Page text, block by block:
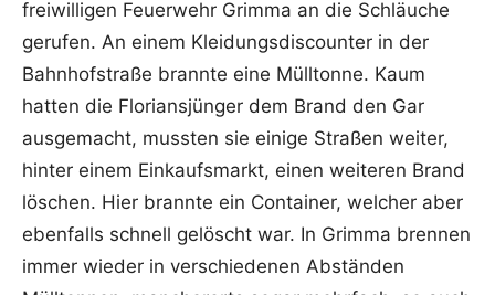
freiwilligen Feuerwehr Grimma an die Schläuche
gerufen. An einem Kleidungsdiscounter in der
Bahnhofstraße brannte eine Mülltonne. Kaum
hatten die Floriansjünger dem Brand den Gar
ausgemacht, mussten sie einige Straßen weiter,
hinter einem Einkaufsmarkt, einen weiteren Brand
löschen. Hier brannte ein Container, welcher aber
ebenfalls schnell gelöscht war. In Grimma brennen
immer wieder in verschiedenen Abständen